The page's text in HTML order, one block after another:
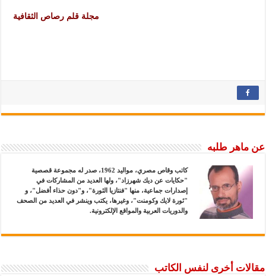
مجلة قلم رصاص الثقافية
عن ماهر طلبه
كاتب وقاص مصري، مواليد 1962، صدر له مجموعة قصصية
"حكايات عن ديك شهرزاد"، ولها العديد من المشاركات في
إصدارات جماعية، منها "فنتازيا الثورة"، و"دون حذاء أفضل"، و
"ثورة لايك وكومنت"، وغيرها، يكتب وينشر في العديد من الصحف
والدوريات العربية والمواقع الإلكترونية.
مقالات أخرى لنفس الكاتب